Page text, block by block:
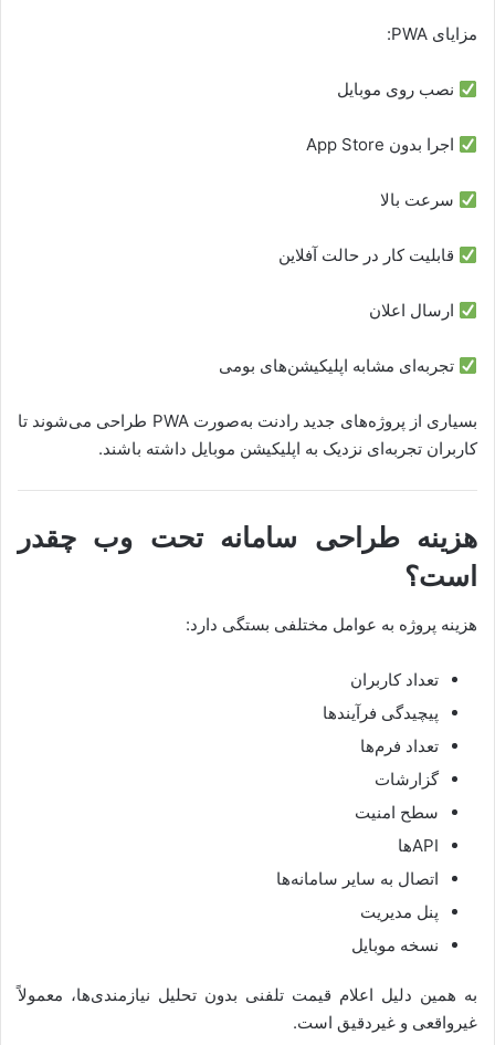
مزایای PWA:
نصب روی موبایل
اجرا بدون App Store
سرعت بالا
قابلیت کار در حالت آفلاین
ارسال اعلان
تجربه‌ای مشابه اپلیکیشن‌های بومی
بسیاری از پروژه‌های جدید رادنت به‌صورت PWA طراحی می‌شوند تا
کاربران تجربه‌ای نزدیک به اپلیکیشن موبایل داشته باشند.
هزینه طراحی سامانه تحت وب چقدر
است؟
هزینه پروژه به عوامل مختلفی بستگی دارد:
تعداد کاربران
پیچیدگی فرآیندها
تعداد فرم‌ها
گزارشات
سطح امنیت
APIها
اتصال به سایر سامانه‌ها
پنل مدیریت
نسخه موبایل
به همین دلیل اعلام قیمت تلفنی بدون تحلیل نیازمندی‌ها، معمولاً
غیرواقعی و غیردقیق است.